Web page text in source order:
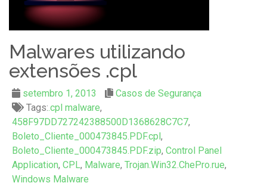
Malwares utilizando
extensões .cpl
setembro 1, 2013
Casos de Segurança
Tags:.cpl malware,
458F97DD727242388500D1368628C7C7,
Boleto_Cliente_000473845.PDF.cpl ,
Boleto_Cliente_000473845.PDF.zip, Control Panel
Application, CPL, Malware, Trojan.Win32.ChePro.rue,
Windows Malware